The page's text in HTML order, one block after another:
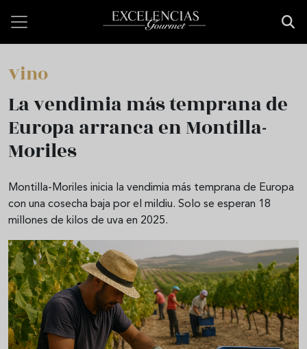
Vino
La vendimia más temprana de
Europa arranca en Montilla-
Moriles
Montilla-Moriles inicia la vendimia más temprana de Europa
con una cosecha baja por el mildiu. Solo se esperan 18
millones de kilos de uva en 2025.